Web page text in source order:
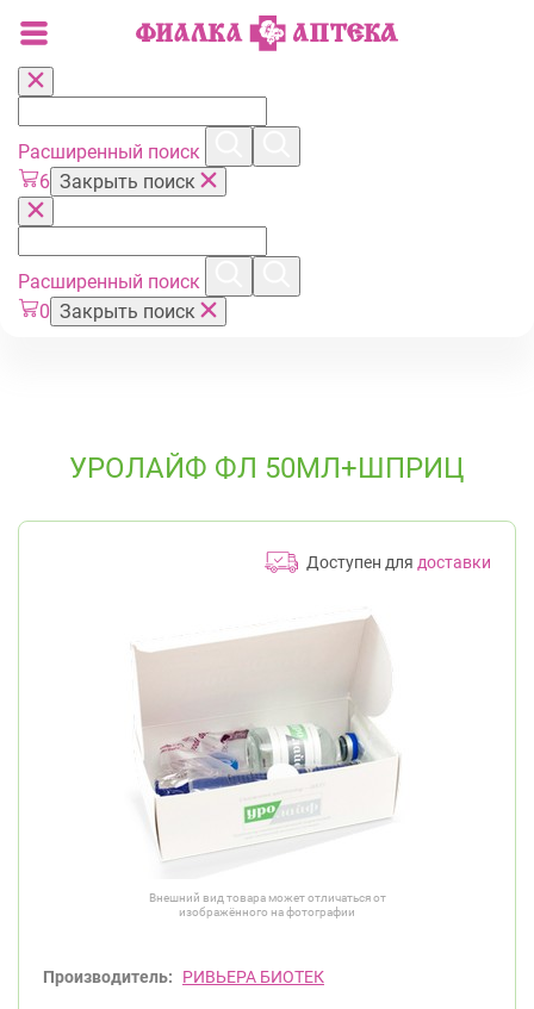
Расширенный поиск
6 Закрыть поиск
Расширенный поиск
0 Закрыть поиск
УРОЛАЙФ ФЛ 50МЛ+ШПРИЦ
Доступен для доставки
Внешний вид товара может отличаться от
изображённого на фотографии
Производитель: РИВЬЕРА БИОТЕК